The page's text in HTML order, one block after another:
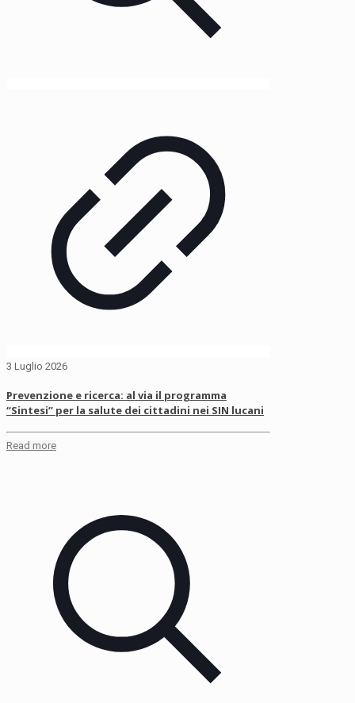
3 Luglio 2026
Prevenzione e ricerca: al via il programma
“Sintesi” per la salute dei cittadini nei SIN lucani
Read more